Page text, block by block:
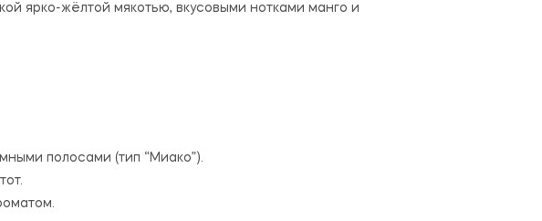
ярко-жёлтой мякотью, вкусовыми нотками манго и
полосами (тип “Миако”).